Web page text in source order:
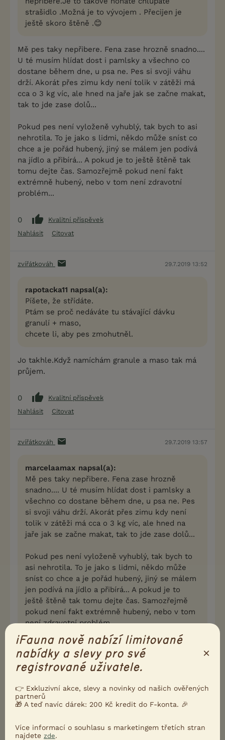
strašidlo .Možná je to vývojem . Přecijen je
ještě skoro štěně .😊
Mě pes taky nepřibere. Fena zase hrozně snadno....
U té musím hlídat dost i pamlsky a všechno co
dostane během dne, u psa ne. Pes si svoji váhu
drží. Akorát přes zimu kdy není tolik v zátěži má
cca o 3 kg víc, ale hned na jaře jak se začne makat,
tak to jde zase dolů...
Pokud pes není vyloženě vyhublý, tak bych to asi
nehrotila. To je jako s lidmi, někdo může sníst co
chce a je pořád hubený, jiný se málem jen podívá
na jídlo a přibírá... A pokud je to ještě štěně tak
tomu dejte čas. Samozřejmě pokud není fakt
extrémně hubený, nebo v tom není zdravotní
problém...
0
Kvalitní příspěvek
Nahlásit
Citovat
zvířátkováh 29.7.2019 13:52
rapotacka11 napsal(a):
Píšete, že střídáte.
Ptám se proč nedáváte tu stávající dávku
granulí + maso,
chcete li, aby pes zmohutněl.
Jo takhle.Když namíchám granule a maso tak má
průjem.
0
Kvalitní příspěvek
Nahlásit
Citovat
zvířátkováh 29.7.2019 13:57
marcelaamax napsal(a):
Mě pes taky nepřibere. Fena zase hrozně
snadno.... U té musím hlídat dost i pamlsky a
všechno co dostane během dne, u psa ne. Pes
si svoji váhu drží. Akorát přes zimu kdy není
tolik v zátěži má cca o 3 kg víc, ale hned na
jaře jak se začne makat, tak to jde zase dolů...
Pokud pes není vyloženě vyhublý, tak bych to
asi nehrotila. To je jako s lidmi, někdo může
sníst co chce a je pořád hubený, jiný se málem
jen podívá na jídlo a přibírá... A pokud je to
ještě štěně tak tomu dejte čas. Samozřejmě
pokud není fakt extrémně hubený, nebo v tom
není zdravotní problém...
Vyhublý není má cca 65 kg a přes 70cm v
kohoutku.Je prostě štíhlý.Dostala jsem zbytek
pytle fitminu life a po 14 dnech bylo vidět jak se
kvalitativně o dost níž.A jiné granule nenacpane
konzervanty a pšenicí v podobné cenově hladině
iFauna nově nabízí limitované
nabídky a slevy pro své
registrované uživatele.
×
👉 Exkluzivní akce, slevy a novinky od našich ověřených
partnerů
🎁 A teď navíc dárek: 200 Kč kredit do F-konta. 🎉
Více informací o souhlasu s marketingem třetích stran
najdete zde.